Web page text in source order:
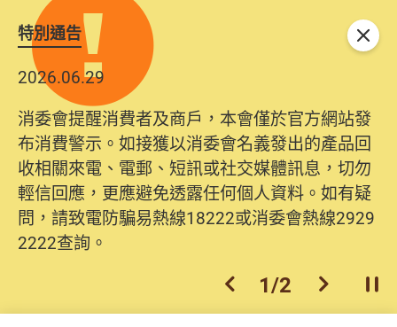
特別通告
2026.06.29
消委會提醒消費者及商戶，本會僅於官方網站發
布消費警示。如接獲以消委會名義發出的產品回
收相關來電、電郵、短訊或社交媒體訊息，切勿
輕信回應，更應避免透露任何個人資料。如有疑
問，請致電防騙易熱線18222或消委會熱線2929
2222查詢。
上一個
1/2 下一個開
關閉